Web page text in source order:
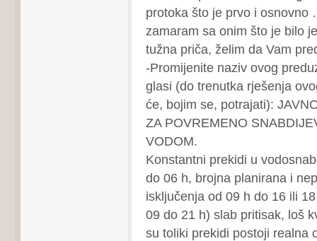
protoka što je prvo i osnovno
zamaram sa onim što je bilo
tužna priča, želim da Vam
-Promijenite naziv ovog
glasi (do trenutka rješenja
će, bojim se, potrajati):
ZA POVREMENO
VODOM.
Konstantni prekidi u
do 06 h, brojna planirana i
isključenja od 09 h do 16 ili
09 do 21 h) slab pritisak, loš
su toliki prekidi postoji realna